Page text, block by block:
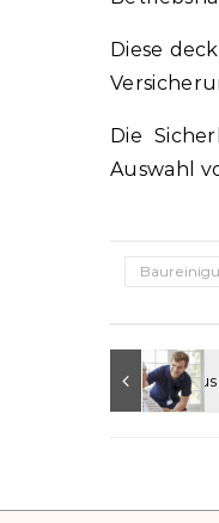
Diese
Die
Auswahl